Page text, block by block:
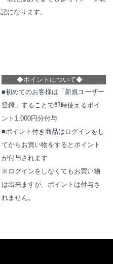
記になります。
◆ポイントについて◆
■初めてのお客様は「新規ユーザー
登録」することで即時使えるポイ
ント1,000円分付与
■ポイント付き商品はログインをし
てからお買い物をするとポイント
が付与されます
※ログインをしなくてもお買い物
は出来ますが、ポイントは付与さ
れません。